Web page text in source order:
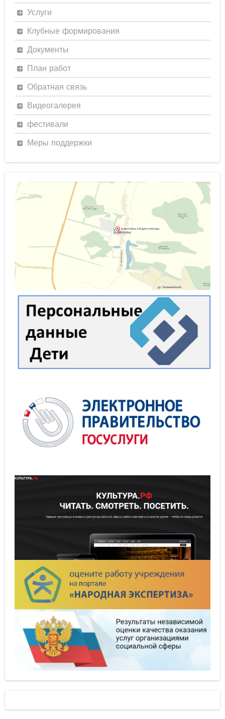
Услуги
Клубные формирования
Документы
План работ
Обратная связь
Видеогалерея
фестивали
Меры поддержки